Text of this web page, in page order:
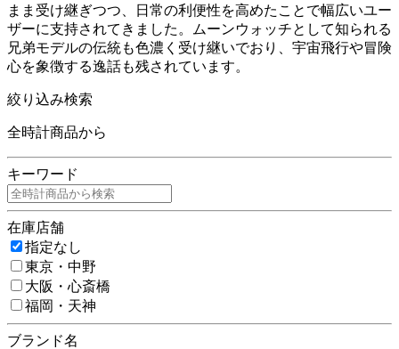
まま受け継ぎつつ、日常の利便性を高めたことで幅広いユー
ザーに支持されてきました。ムーンウォッチとして知られる
兄弟モデルの伝統も色濃く受け継いでおり、宇宙飛行や冒険
心を象徴する逸話も残されています。
絞り込み検索
全時計商品から
キーワード
在庫店舗
指定なし
東京・中野
大阪・心斎橋
福岡・天神
ブランド名